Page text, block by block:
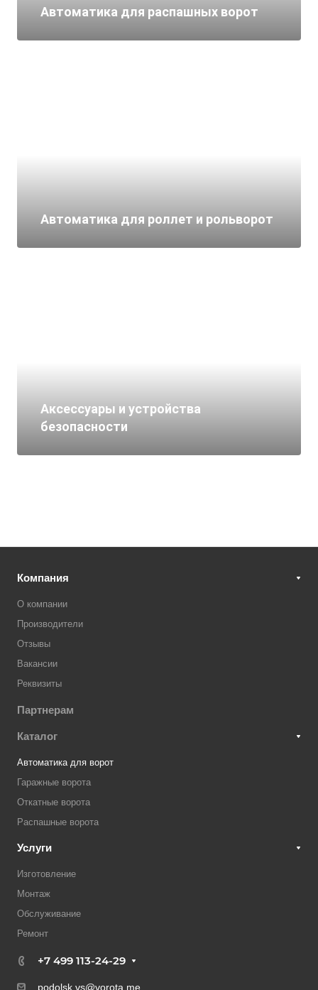
Автоматика для распашных ворот
Автоматика для роллет и рольворот
Аксессуары и устройства
безопасности
Компания
О компании
Производители
Отзывы
Вакансии
Реквизиты
Партнерам
Каталог
Автоматика для ворот
Гаражные ворота
Откатные ворота
Распашные ворота
Услуги
Изготовление
Монтаж
Обслуживание
Ремонт
+7 499 113-24-29
podolsk.vs@vorota.me